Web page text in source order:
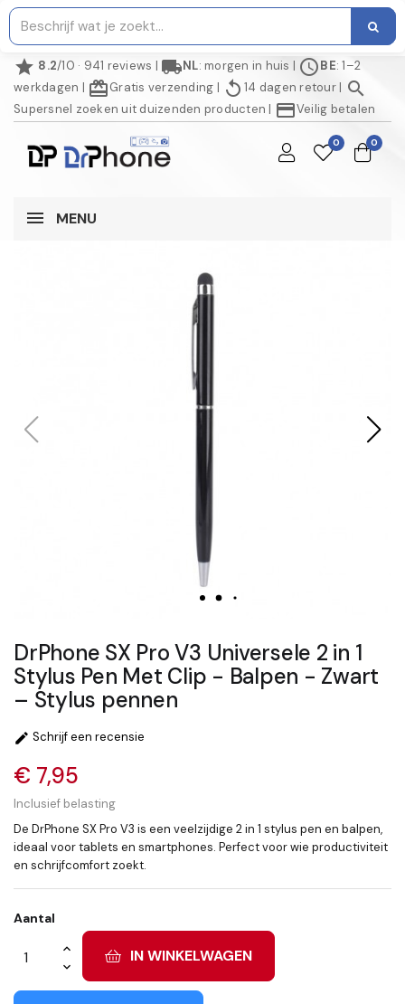
star 8.2/10 · 941 reviews | local_shippingNL: morgen in huis | scheduleBE: 1–2
werkdagen | redeemGratis verzending | replay 14 dagen retour| search
Supersnel zoeken uit duizenden producten | credit_cardVeilig betalen
0 0
MENU
DrPhone SX Pro V3 Universele 2 in 1
Stylus Pen Met Clip - Balpen - Zwart
– Stylus pennen
 Schrijf een recensie
€ 7,95
Inclusief belasting
De DrPhone SX Pro V3 is een veelzijdige 2 in 1 stylus pen en balpen,
ideaal voor tablets en smartphones. Perfect voor wie productiviteit
en schrijfcomfort zoekt.
Aantal
IN WINKELWAGEN